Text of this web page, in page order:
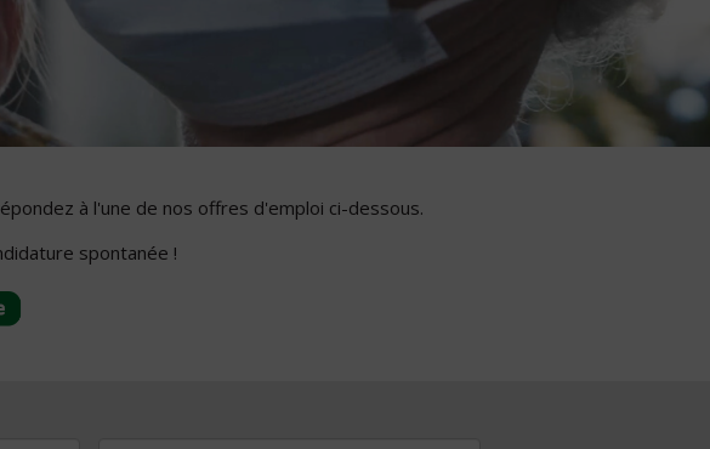
à l'une de nos offres d'emploi ci-dessous.
spontanée !